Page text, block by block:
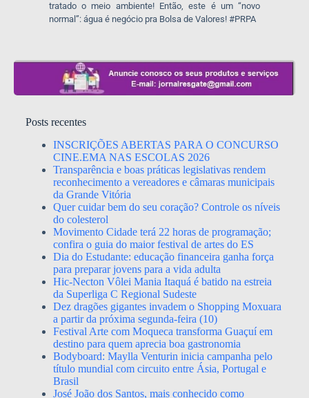
tratado o meio ambiente! Então, este é um “novo
normal”: água é negócio pra Bolsa de Valores! #PRPA
Posts recentes
INSCRIÇÕES ABERTAS PARA O CONCURSO
CINE.EMA NAS ESCOLAS 2026
Transparência e boas práticas legislativas rendem
reconhecimento a vereadores e câmaras municipais
da Grande Vitória
Quer cuidar bem do seu coração? Controle os níveis
do colesterol
Movimento Cidade terá 22 horas de programação;
confira o guia do maior festival de artes do ES
Dia do Estudante: educação financeira ganha força
para preparar jovens para a vida adulta
Hic-Necton Vôlei Mania Itaquá é batido na estreia
da Superliga C Regional Sudeste
Dez dragões gigantes invadem o Shopping Moxuara
a partir da próxima segunda-feira (10)
Festival Arte com Moqueca transforma Guaçuí em
destino para quem aprecia boa gastronomia
Bodyboard: Maylla Venturin inicia campanha pelo
título mundial com circuito entre Ásia, Portugal e
Brasil
José João dos Santos, mais conhecido como